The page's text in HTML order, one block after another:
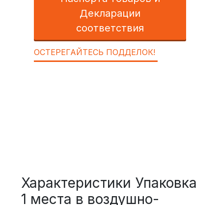
Декларации
соответствия
ОСТЕРЕГАЙТЕСЬ ПОДДЕЛОК!
Характеристики Упаковка
1 места в воздушно-